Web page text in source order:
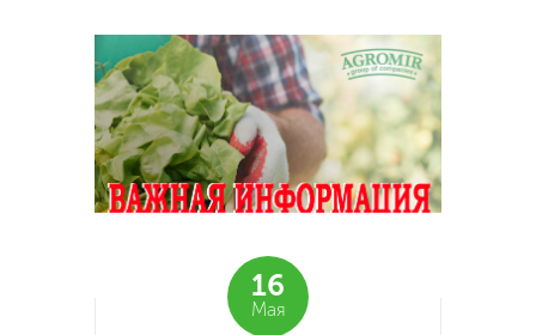
16
Мая